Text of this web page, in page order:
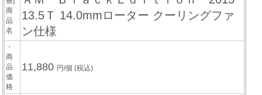
商
品
名
13.5Ｔ 14.0mmローター クーリングファ
ン仕様
・
商
品
価
格
11,880 円/個(税込)